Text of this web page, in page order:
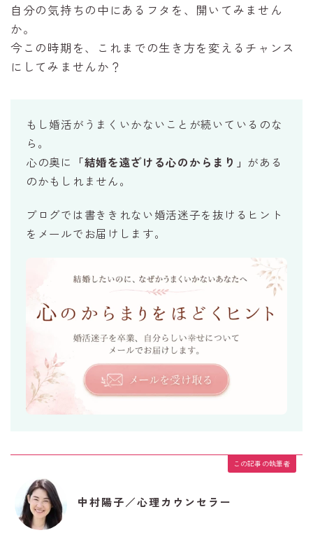
自分の気持ちの中にあるフタを、開いてみません
か。
今この時期を、これまでの生き方を変えるチャンス
にしてみませんか？
もし婚活がうまくいかないことが続いているのな
ら。
心の奥に
「結婚を遠ざける心のからまり」 がある
のかもしれません。
ブログでは書ききれない婚活迷子を抜けるヒント
をメールでお届けします。
この記事の執筆者
中村陽子／心理カウンセラー